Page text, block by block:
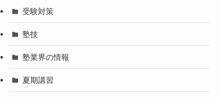
受験対策
塾技
塾業界の情報
夏期講習